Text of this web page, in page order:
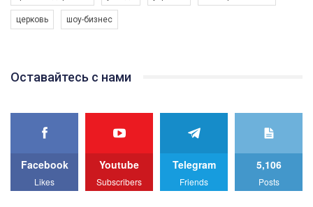
програму з боротьби з насильством проти ЛГБТ в Україні.
Якщо ти хочеш підтримати нас - просто натисни "лайк" під
best video, representing programme for the development of
We appeal to your support and ask to help us implement our plan
All you have to do is to press "Like" below the video.
Эмоционально сильный ролик от команды "Гей-альянс
церковь шоу-бизнес
Оставайтесь с нами
Facebook
Likes
Youtube
Subscribers
Telegram
Friends
5,106
Posts